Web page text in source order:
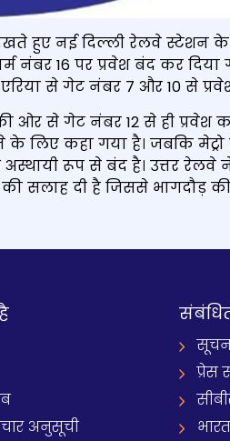
देखते हुए नई दिल्ली रेलवे स्टेशन
नंबर 16 पर प्रवेश बंद कर दिया
से गेट नंबर 7 और 10 से
ओर से गेट नंबर 12 से ही प्रवेश
के लिए कहा गया है। जबकि
रूप से बंद है। उत्तर रेलवे ने
दी है जिससे भागदौड़ की
अनुसूची
प्रेस